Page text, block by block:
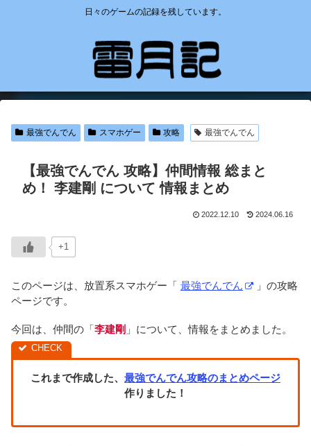
日々のゲームの記録を残しています。
最強でんでん スマホゲー 攻略 最強でんでん
【最強でんでん 攻略】仲間情報 総まと
め！ 李建剛 について 情報まとめ
2022.12.10 2024.06.16
+1
このページは、放置系スマホゲー「 最強でんでん
」の攻略
ページです。
今回は、仲間の「李建剛 」について、情報をまとめました。
これまで作成した、 最強でんでん攻略のまとめページ
作りました！